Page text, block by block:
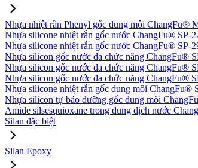
Nhựa nhiệt rắn Phenyl gốc dung môi ChangFu®
Nhựa silicone nhiệt rắn gốc nước ChangFu® SP-
Nhựa silicone nhiệt rắn gốc nước ChangFu® SP-
Nhựa silicon gốc nước đa chức năng ChangFu®
Nhựa silicon gốc nước đa chức năng ChangFu®
Nhựa silicon gốc nước đa chức năng ChangFu®
Nhựa silicone nhiệt rắn gốc dung môi ChangFu®
Nhựa silicon tự bảo dưỡng gốc dung môi
Amide silsesquioxane trong dung dịch nước
Silan đặc biệt
Silan Epoxy